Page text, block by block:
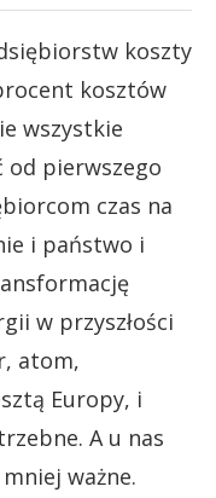
koszty
kosztów
wszystkie
od pierwszego
czas na
i państwo i
w przyszłości
atom,
Europy, i
A u nas
ważne.